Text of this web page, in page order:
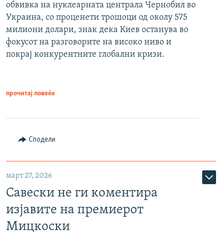
обвивка на нуклеарната централа Чернобил во
Украина, со проценети трошоци од околу 575
милиони долари, знак дека Киев останува во
фокусот на разговорите на високо ниво и
покрај конкурентните глобални кризи.
прочитај повеќе
Сподели
март 27, 2026
Савески не ги коментира
изјавите на премиерот
Мицкоски